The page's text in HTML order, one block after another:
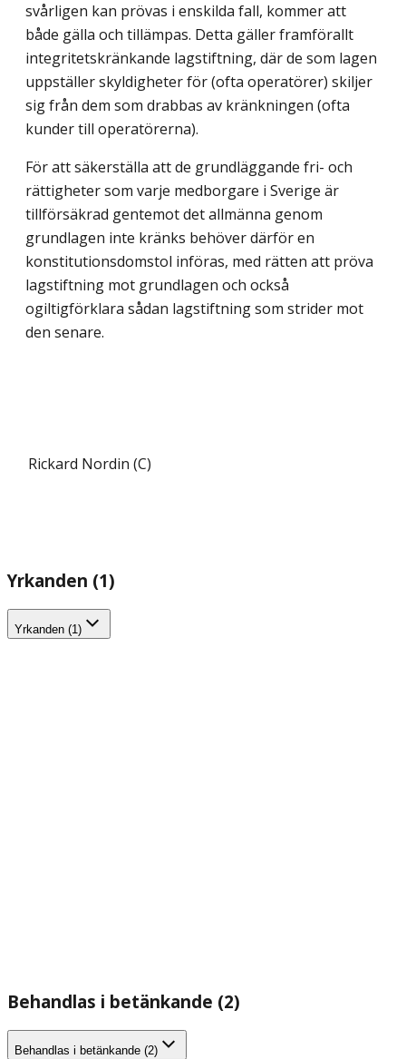
svårligen kan prövas i enskilda fall, kommer att
både gälla och tillämpas. Detta gäller framförallt
integritetskränkande lagstiftning, där de som lagen
uppställer skyldigheter för (ofta operatörer) skiljer
sig från dem som drabbas av kränkningen (ofta
kunder till operatörerna).
För att säkerställa att de grundläggande fri- och
rättigheter som varje medborgare i Sverige är
tillförsäkrad gentemot det allmänna genom
grundlagen inte kränks behöver därför en
konstitutionsdomstol införas, med rätten att pröva
lagstiftning mot grundlagen och också
ogiltigförklara sådan lagstiftning som strider mot
den senare.
Rickard Nordin (C)
Yrkanden (1)
Yrkanden (1)
Behandlas i betänkande (2)
Behandlas i betänkande (2)